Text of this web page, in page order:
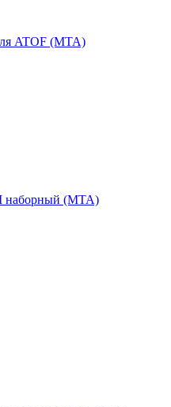
ATOF (MTA)
наборный (MTA)